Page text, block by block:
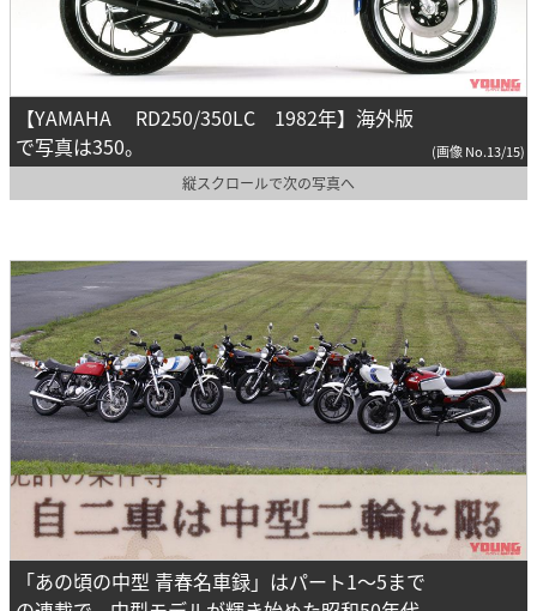
【YAMAHA RD250/350LC 1982年】海外版
で写真は350。
(画像 No.13/15)
縦スクロールで次の写真へ
「あの頃の中型 青春名車録」はパート1～5まで